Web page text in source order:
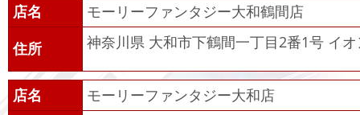
店名
モーリーファンタジー大和鶴間店
住所
神奈川県 大和市下鶴間一丁目2番1号 イ
店名
モーリーファンタジー大和店